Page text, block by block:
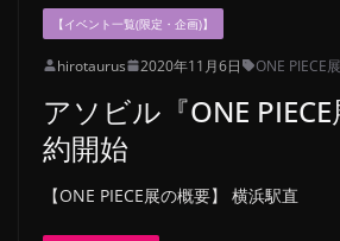
【イベント一覧(限定・企画)】
hirotaurus 2020年11月6日 ONE PIECE展
アソビル『ONE
約開始
【ONE PIECE展の概要】 横浜駅直